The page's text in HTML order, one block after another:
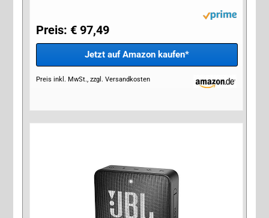
Preis: € 97,49
Jetzt auf Amazon kaufen*
Preis inkl. MwSt., zzgl. Versandkosten